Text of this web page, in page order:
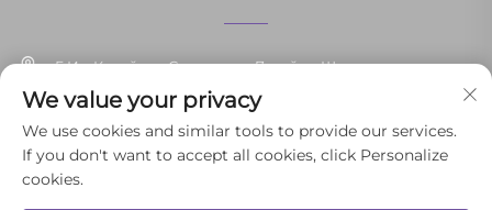
Г. Иу, Китай, ул. Синьпан, д. 7, район Шанси
+86-13037647878
[email protected]
We value your privacy
We use cookies and similar tools to provide our services.
If you don't want to accept all cookies, click Personalize
cookies.